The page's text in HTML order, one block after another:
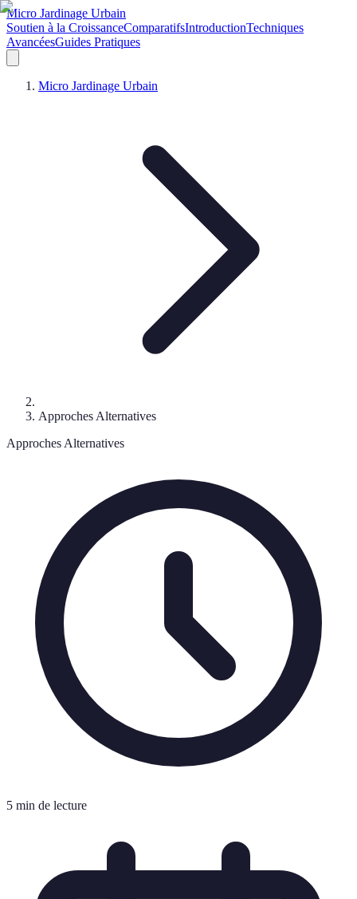
Micro Jardinage Urbain
Soutien à la CroissanceComparatifsIntroductionTechniques
AvancéesGuides Pratiques
Micro Jardinage Urbain
Approches Alternatives
Approches Alternatives
5 min de lecture